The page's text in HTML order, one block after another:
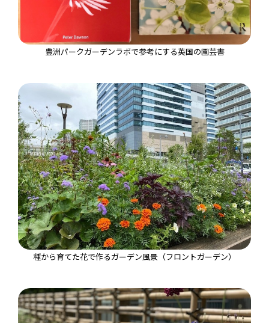
豊洲パークガーデンラボで参考にする英国の園芸書
種から育てた花で作るガーデン風景（フロントガーデン）